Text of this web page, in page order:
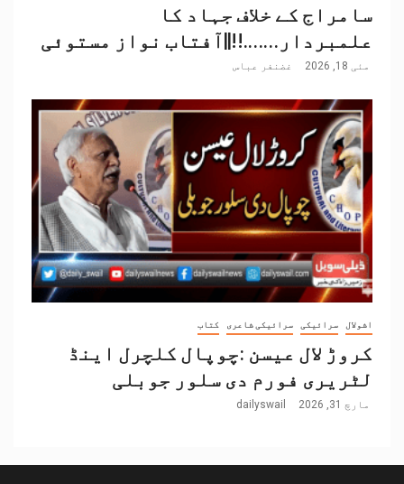
سامراج کے خلاف جہاد کا
علمبردار…….!!||آفتاب نواز مستوئی
مئی 18, 2026 غضنفر عباس
اشولال سرائیکی سرائیکی شاعری کتاب
کروڑ لال عیسن :چوپال کلچرل اینڈ
لٹریری فورم دی سلور جوبلی
مارچ 31, 2026 dailyswail